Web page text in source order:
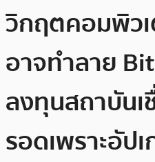
วิกฤตคอมพิว
อาจทำลาย
ลงทุนสถาบันเ
รอดเพราะอัป